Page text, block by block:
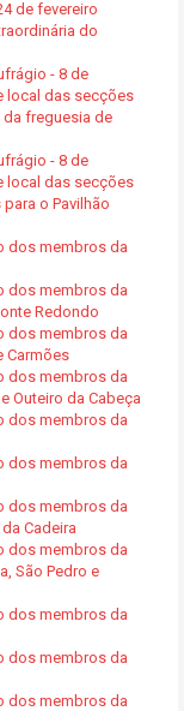
de fevereiro
do
- 8 de
local das secções
freguesia de
- 8 de
local das secções
o Pavilhão
dos membros da
dos membros da
Redondo
dos membros da
Carmões
dos membros da
Outeiro da Cabeça
dos membros da
dos membros da
dos membros da
Cadeira
dos membros da
São Pedro e
dos membros da
dos membros da
dos membros da